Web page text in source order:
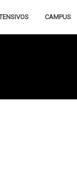
CAMPUS